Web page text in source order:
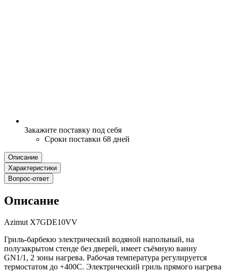
Закажите поставку под себя
Сроки поставки 68 дней
Описание
Характеристики
Вопрос-ответ
Описание
Azimut X7GDE10VV
Гриль-барбекю электрический водяной напольный, на
полузакрытом стенде без дверей, имеет съёмную ванну
GN1/1, 2 зоны нагрева. Рабочая температура регулируется
термостатом до +400С. Электрический гриль прямого нагрева